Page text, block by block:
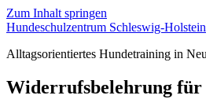
Zum Inhalt springen
Hundeschulzentrum Schleswig-Holstein
Alltagsorientiertes Hundetraining in
Widerrufsbelehrung